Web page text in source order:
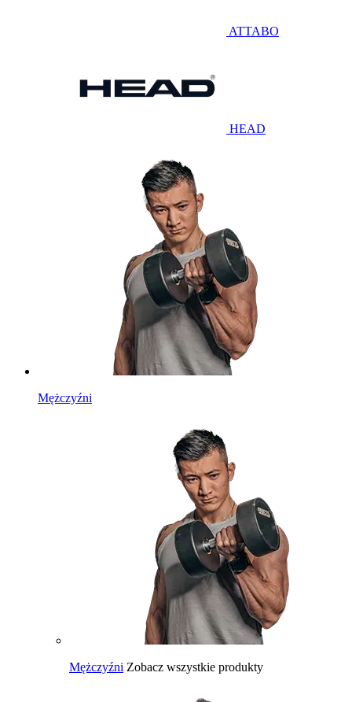
ATTABO
HEAD
Mężczyźni
Mężczyźni Zobacz wszystkie produkty